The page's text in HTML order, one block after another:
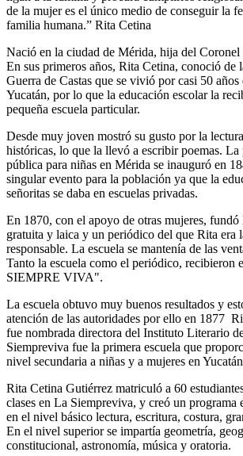
de la mujer es el único medio de conseguir la
familia humana.” Rita Cetina
Nació en la ciudad de Mérida, hija del
En sus primeros años, Rita Cetina, conoció de
Guerra de Castas que se vivió por casi 50 años
Yucatán, por lo que la educación escolar la
pequeña escuela particular.
Desde muy joven mostró su gusto por la
históricas, lo que la llevó a escribir poemas. La
pública para niñas en Mérida se inauguró en
singular evento para la población ya que la
señoritas se daba en escuelas privadas.
En 1870, con el apoyo de otras mujeres, fundó
gratuita y laica y un periódico del que Rita era
responsable. La escuela se mantenía de las
Tanto la escuela como el periódico, recibieron
SIEMPRE VIVA".
La escuela obtuvo muy buenos resultados y
atención de las autoridades por ello en 1877
fue nombrada directora del Instituto Literario
Siempreviva fue la primera escuela que
nivel secundaria a niñas y a mujeres en
Rita Cetina Gutiérrez matriculó a 60
clases en La Siempreviva, y creó un programa
en el nivel básico lectura, escritura, costura,
En el nivel superior se impartía geometría,
constitucional, astronomía, música y oratoria.